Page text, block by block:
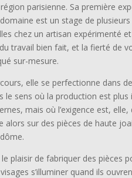
parisienne. Sa première
est un stage de
chez un artisan expérimenté
travail bien fait, et la fierté de
sur-mesure.
elle se perfectionne dans
le sens où la production est
mais où l’exigence est, elle,
alors sur des pièces de haute
le plaisir de fabriquer des pièces
s’illuminer quand ils